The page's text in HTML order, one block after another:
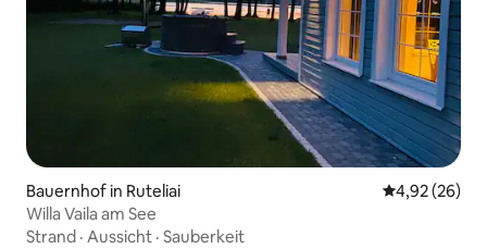
Bauernhof in Ruteliai
4,92 (26)
Willa Vaila am See
Strand · Aussicht · Sauberkeit